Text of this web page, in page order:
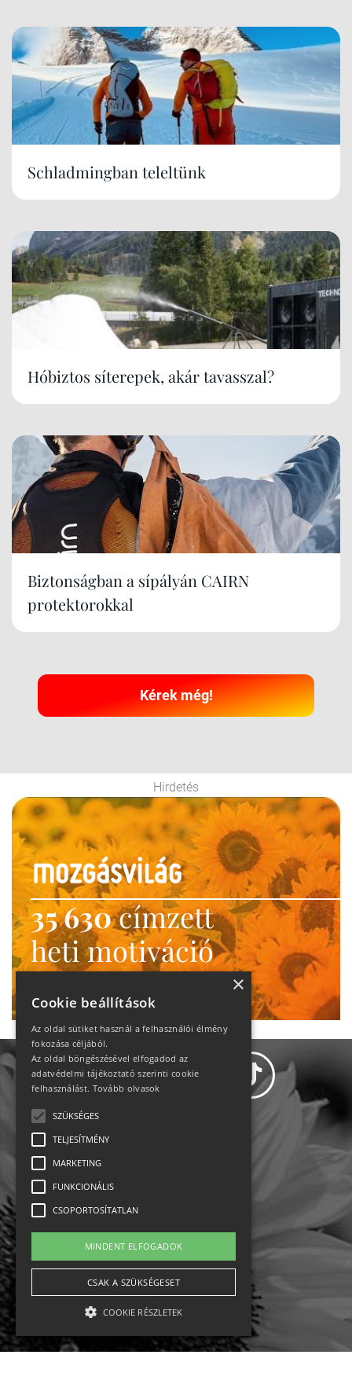
Schladmingban teleltünk
Hóbiztos síterepek, akár tavasszal?
Biztonságban a sípályán CAIRN
protektorokkal
Kérek még!
Hirdetés
35 630címzett
heti motiváció
Ne maradj le!
Impresszum-kapcsolat
Jogi nyilatkozat
Rólunk
English
×
Cookie beállítások
Az oldal sütiket használ a felhasználói élmény
fokozása céljából.
Az oldal böngészésével elfogadod az
adatvédelmi tájékoztató szerinti cookie
felhasználást. Tovább olvasok
SZÜKSÉGES
TELJESÍTMÉNY
MARKETING
FUNKCIONÁLIS
CSOPORTOSÍTATLAN
MINDENT ELFOGADOK
CSAK A SZÜKSÉGESET
COOKIE RÉSZLETEK